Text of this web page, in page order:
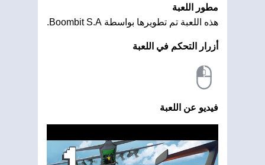
مطور اللعبة
هذه اللعبة تم تطويرها بواسطة Boombit S.A.
أزرار التحكم في اللعبة
فيديو عن اللعبة